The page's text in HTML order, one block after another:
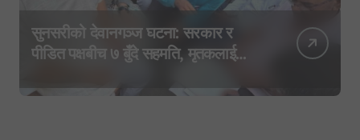
सुनसरीको देवानगञ्ज घटना: सरकार र
पीडित पक्षबीच ७ बुँदे सहमति, मृतकलाई